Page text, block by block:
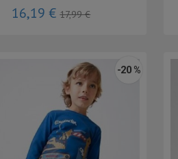
16,19 €17,99 €
-20 %